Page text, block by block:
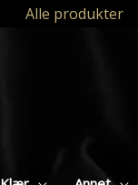
Alle produkter